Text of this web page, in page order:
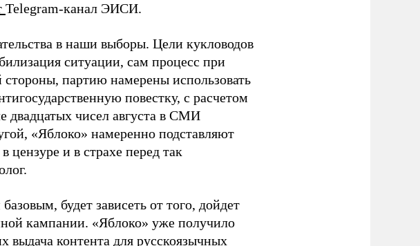
Telegram-канал ЭИСИ.
в наши выборы. Цели кукловодов
ситуации, сам процесс при
партию намерены использовать
повестку, с расчетом
двадцатых чисел августа в СМИ
«Яблоко» намеренно подставляют
цензуре и в страхе перед так
будет зависеть от того, дойдет
кампании. «Яблоко» уже получило
выдача контента для русскоязычных